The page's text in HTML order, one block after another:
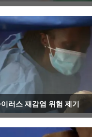
러스 재감염 위험 제기